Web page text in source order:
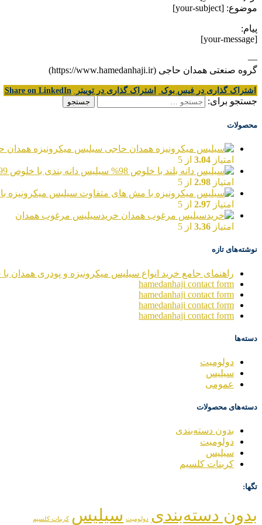
موضوع: [your-subject]
پیام:
[your-message]
—
گروه صنعتی همدان حاجی (https://www.hamedanhaji.ir)
اشتراک گذاری در فیس بوک اشتراک گذاری در توییتر Share on LinkedIn
جستجو برای:
محصولات
سیلیس میکرونیزه همدان
امتیاز 3.04 از 5
سیلیس دانه بندی با خلوص 99%
امتیاز 2.98 از 5
سیلیس میکرونیزه
امتیاز 2.97 از 5
خریدسیلیس مرغوب همدان
امتیاز 3.36 از 5
نوشته‌های تازه
راهنمای جامع خرید انواع سیلیس میکرونیزه و پودری همدان با
hamedanhaji contact form
hamedanhaji contact form
hamedanhaji contact form
hamedanhaji contact form
دسته‌ها
دولومیت
سیلیس
عمومی
دسته‌های محصولات
بدون دسته‌بندی
دولومیت
سیلیس
کربنات کلسیم
تگها:
بدون دسته‌بندی دولومیت سیلیس کربنات کلسیم